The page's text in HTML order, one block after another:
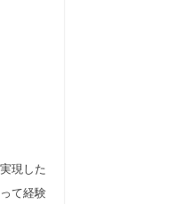
現した
て経験